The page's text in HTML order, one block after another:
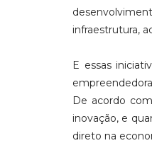
infraestrutura,
E essas
De acordo
inovação, e
direto na